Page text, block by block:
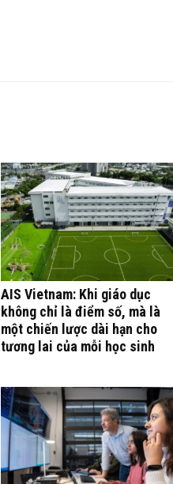
AIS Vietnam: Khi giáo dục
không chỉ là điểm số, mà là
một chiến lược dài hạn cho
tương lai của mỗi học sinh